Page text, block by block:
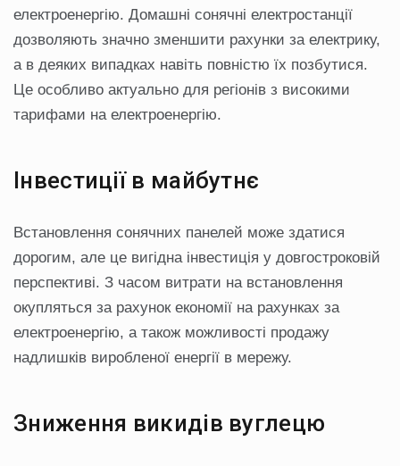
електроенергію. Домашні сонячні електростанції
дозволяють значно зменшити рахунки за електрику,
а в деяких випадках навіть повністю їх позбутися.
Це особливо актуально для регіонів з високими
тарифами на електроенергію.
Інвестиції в майбутнє
Встановлення сонячних панелей може здатися
дорогим, але це вигідна інвестиція у довгостроковій
перспективі. З часом витрати на встановлення
окупляться за рахунок економії на рахунках за
електроенергію, а також можливості продажу
надлишків виробленої енергії в мережу.
Зниження викидів вуглецю